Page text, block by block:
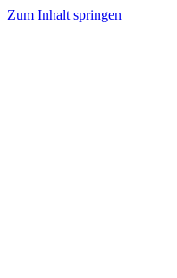
Zum Inhalt springen